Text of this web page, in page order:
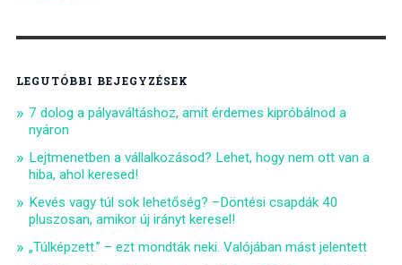
LEGUTÓBBI BEJEGYZÉSEK
7 dolog a pályaváltáshoz, amit érdemes kipróbálnod a
nyáron
Lejtmenetben a vállalkozásod? Lehet, hogy nem ott van a
hiba, ahol keresed!
Kevés vagy túl sok lehetőség? –Döntési csapdák 40
pluszosan, amikor új irányt keresel!
„Túlképzett.” – ezt mondták neki. Valójában mást jelentett